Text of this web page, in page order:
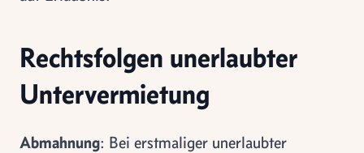
Rechtsfolgen unerlaubter
Untervermietung
Abmahnung: Bei erstmaliger unerlaubter